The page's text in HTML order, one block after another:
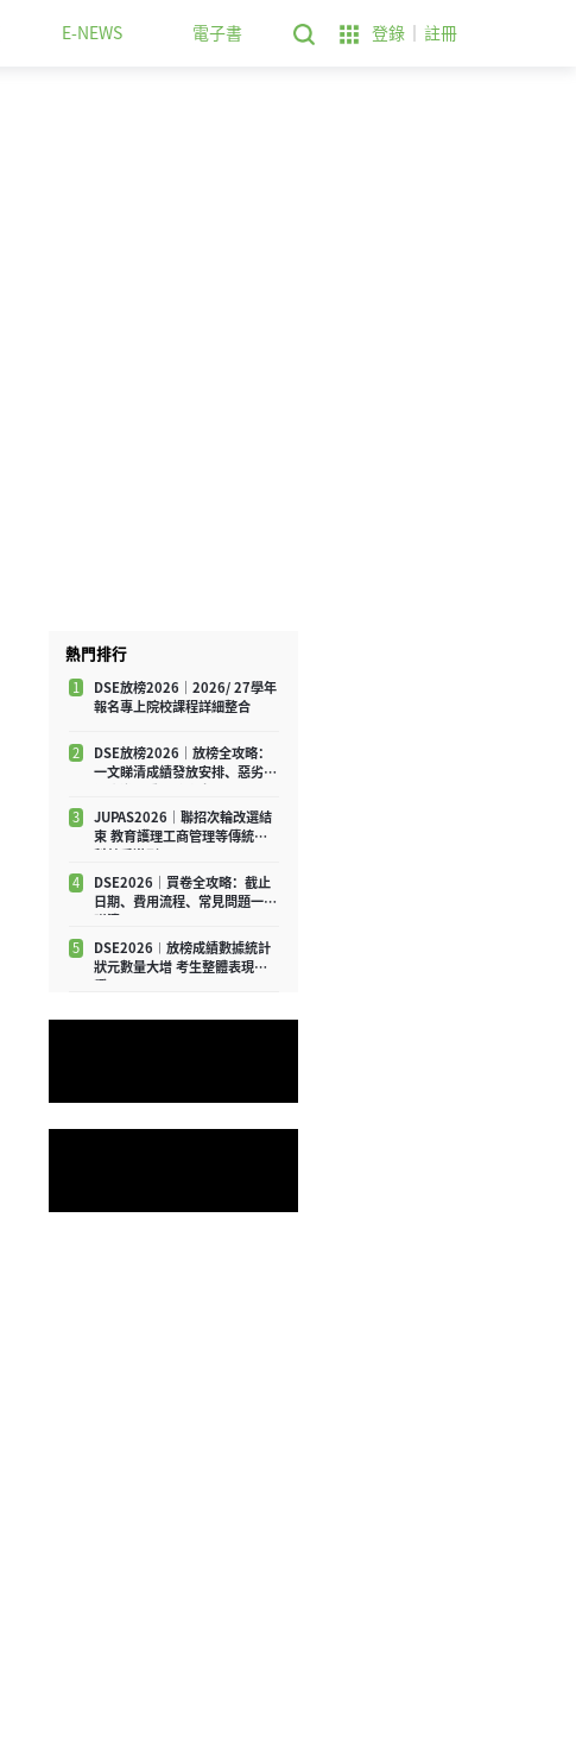
E-NEWS 電子書 登錄 註冊
熱門排行
1
DSE放榜2026｜2026/ 27學年
報名專上院校課程詳細整合
2
DSE放榜2026｜放榜全攻略：
一文睇清成績發放安排、惡劣天
3
JUPAS2026｜聯招次輪改選結
束 教育護理工商管理等傳統學
4
DSE2026｜買卷全攻略：截止
日期、費用流程、常見問題一文
5
DSE2026︱放榜成績數據統計
狀元數量大增 考生整體表現平